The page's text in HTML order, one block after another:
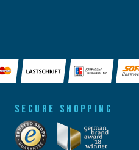
SECURE SHOPPING